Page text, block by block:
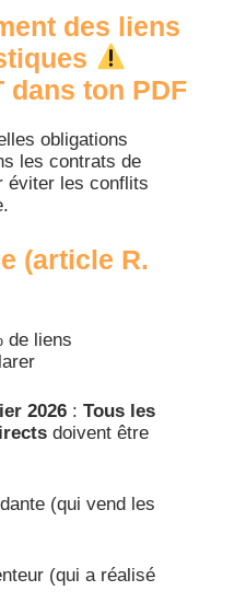
des liens
dans ton PDF
obligations
les contrats de
éviter les conflits
(article R.
de liens
2026 : Tous les
doivent être
(qui vend les
(qui a réalisé